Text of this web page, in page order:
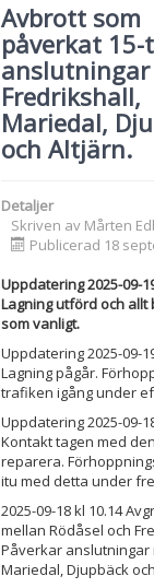
Avbrott som
påverkat
Fredrikshall,
Mariedal,
och Altjärn.
Detaljer
Skriven av Mårten
Publicerad 18
Uppdatering 2025-09-
Lagning utförd och
som vanligt.
Uppdatering 2025-09-
Lagning pågår.
trafiken igång under
Uppdatering 2025-09-
Kontakt tagen med
reparera.
itu med detta under
2025-09-18 kl 10.14
mellan Rödåsel och
Påverkar anslutningar
Mariedal, Djupbäck